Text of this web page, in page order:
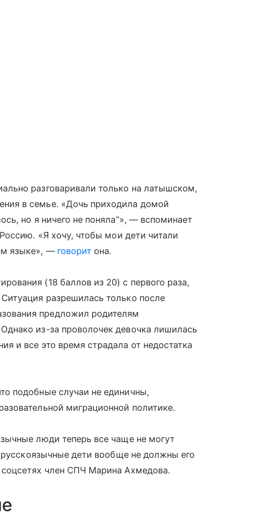
разговаривали только на латышском,
в семье. «Дочь приходила домой
но я ничего не поняла”», — вспоминает
«Я хочу, чтобы мои дети читали
языке», — говорит она.
(18 баллов из 20) с первого раза,
разрешилась только после
предложил родителям
из-за проволочек девочка лишилась
и все это время страдала от недостатка
подобные случаи не единичны,
миграционной политике.
люди теперь все чаще не могут
дети вообще не должны его
соцсетях член СПЧ Марина Ахмедова.